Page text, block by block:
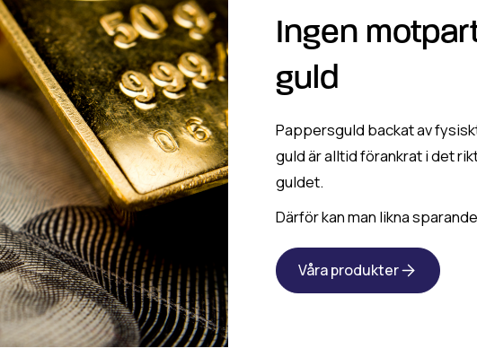
Ingen
guld
Pappersguld backat av
guld är alltid förankrat i det
guldet.
Därför kan man likna
Våra produkter